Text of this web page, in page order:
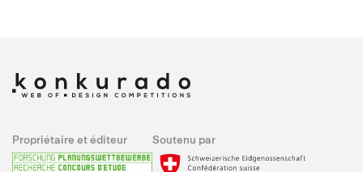
Propriétaire et éditeur Soutenu par